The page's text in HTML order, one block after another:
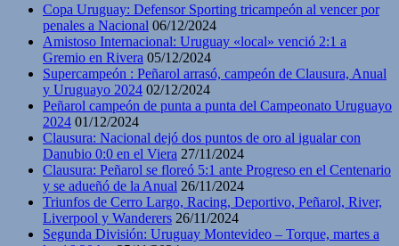
Copa Uruguay: Defensor Sporting tricampeón al vencer por
penales a Nacional 06/12/2024
Amistoso Internacional: Uruguay «local» venció 2:1 a
Gremio en Rivera 05/12/2024
Supercampeón : Peñarol arrasó, campeón de Clausura, Anual
y Uruguayo 2024 02/12/2024
Peñarol campeón de punta a punta del Campeonato Uruguayo
2024 01/12/2024
Clausura: Nacional dejó dos puntos de oro al igualar con
Danubio 0:0 en el Viera 27/11/2024
Clausura: Peñarol se floreó 5:1 ante Progreso en el Centenario
y se adueñó de la Anual 26/11/2024
Triunfos de Cerro Largo, Racing, Deportivo, Peñarol, River,
Liverpool y Wanderers 26/11/2024
Segunda División: Uruguay Montevideo – Torque, martes a